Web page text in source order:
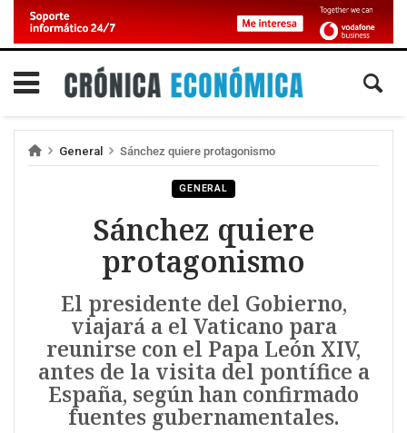
General Sánchez quiere protagonismo
GENERAL
Sánchez quiere
protagonismo
El presidente del Gobierno,
viajará a el Vaticano para
reunirse con el Papa León XIV,
antes de la visita del pontífice a
España, según han confirmado
fuentes gubernamentales.